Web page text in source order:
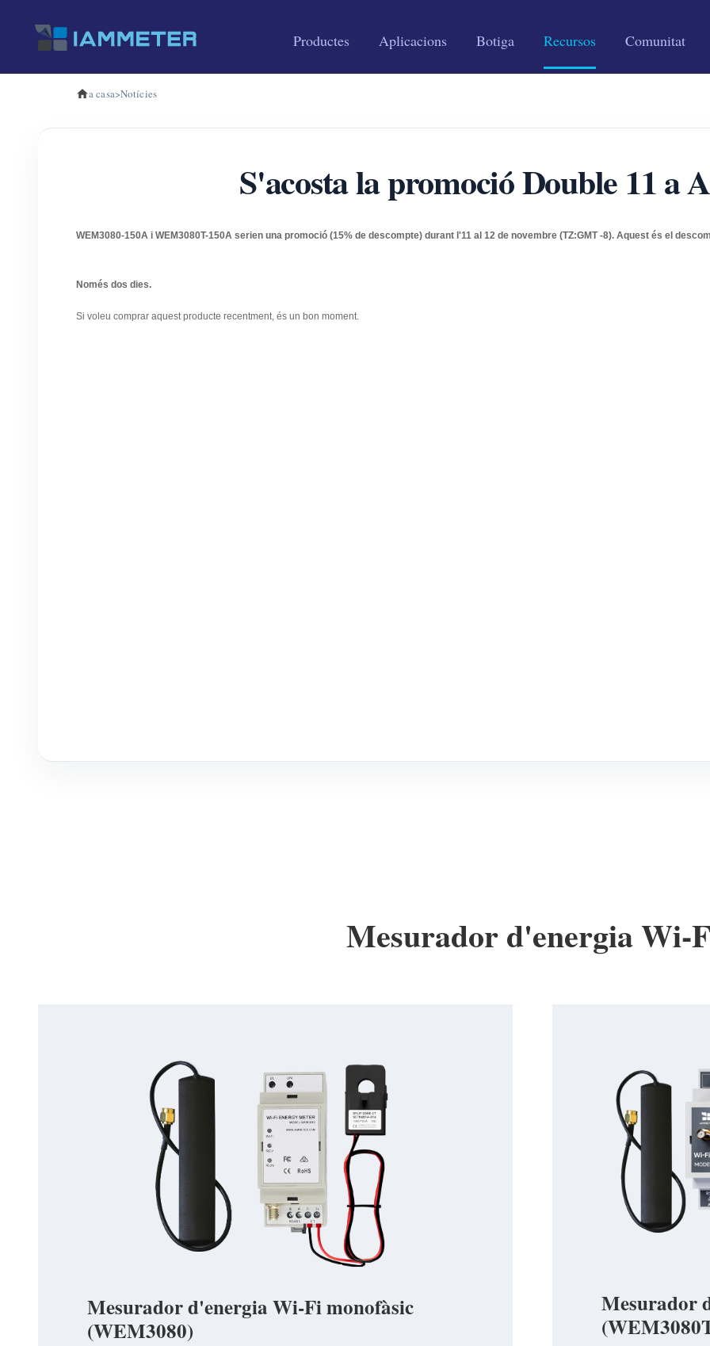
Productes Aplicacions Botiga Recursos Comunitat
a casa>Notícies
S'acosta la promoció Double 11 a
WEM3080-150A i WEM3080T-150A serien una promoció (15% de descompte) durant l'11 al 12 de novembre (TZ:GMT -8). Aquest és el
Només dos dies.
Si voleu comprar aquest producte recentment, és un bon moment.
Mesurador d'energia Wi-
Mesurador
Mesurador d'energia Wi-Fi monofàsic
(WEM3080)